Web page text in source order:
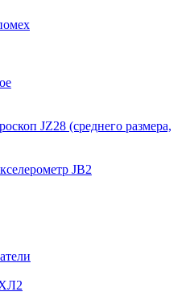
JZ28 (среднего размера,
JB2